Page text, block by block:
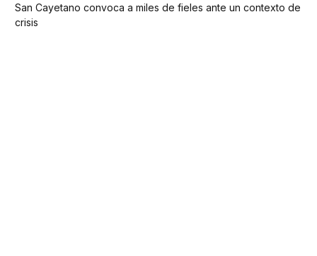
San Cayetano convoca a miles de fieles ante un contexto de
crisis